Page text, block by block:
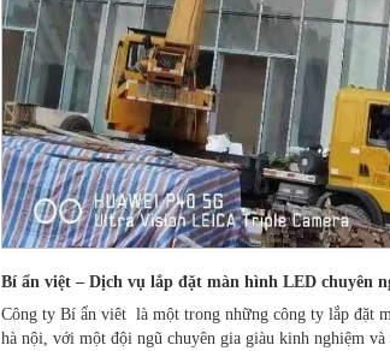
Bí ẩn việt – Dịch vụ lắp đặt màn hình LED chuyên
Công ty Bí ẩn viêt là một trong những công ty lắp đặt
hà nội, với một đội ngũ chuyên gia giàu kinh nghiệm